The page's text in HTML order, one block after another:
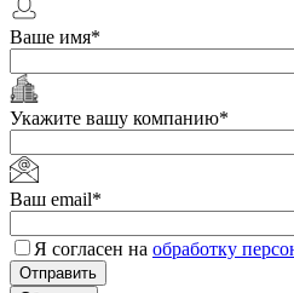
Ваше имя*
Укажите вашу компанию*
Ваш email*
Я согласен на обработку